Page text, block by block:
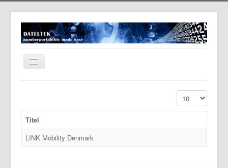
Skift
Dokumenter
Produkter
Vis #
Titel
LINK Mobility Denmark